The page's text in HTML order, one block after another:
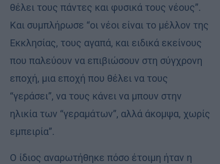
θέλει τους πάντες και φυσικά τους νέους”.
Και συμπλήρωσε “οι νέοι είναι το μέλλον της
Εκκλησίας, τους αγαπά, και ειδικά εκείνους
που παλεύουν να επιβιώσουν στη σύγχρονη
εποχή, μια εποχή που θέλει να τους
“γεράσει”, να τους κάνει να μπουν στην
ηλικία των “γεραμάτων”, αλλά άκομψα, χωρίς
εμπειρία”.
Ο ίδιος αναρωτήθηκε πόσο έτοιμη ήταν η